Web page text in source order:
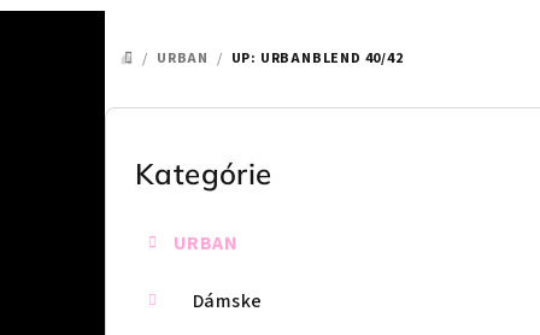
DOMOV
/ URBAN / UP: URBANBLEND 40/42
B
Preskočiť
kategórie
Kategórie
URBAN
Dámske